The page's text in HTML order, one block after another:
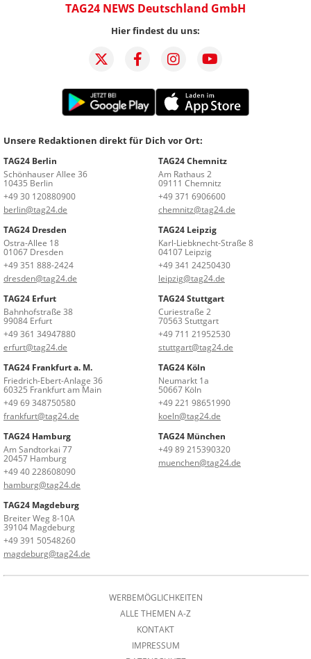
TAG24 NEWS Deutschland GmbH
Hier findest du uns:
Unsere Redaktionen direkt für Dich vor Ort:
TAG24 Berlin
Schönhauser Allee 36
10435 Berlin
+49 30 120880900
berlin@tag24.de
TAG24 Chemnitz
Am Rathaus 2
09111 Chemnitz
+49 371 6906600
chemnitz@tag24.de
TAG24 Dresden
Ostra-Allee 18
01067 Dresden
+49 351 888-2424
dresden@tag24.de
TAG24 Leipzig
Karl-Liebknecht-Straße 8
04107 Leipzig
+49 341 24250430
leipzig@tag24.de
TAG24 Erfurt
Bahnhofstraße 38
99084 Erfurt
+49 361 34947880
erfurt@tag24.de
TAG24 Stuttgart
Curiestraße 2
70563 Stuttgart
+49 711 21952530
stuttgart@tag24.de
TAG24 Frankfurt a. M.
Friedrich-Ebert-Anlage 36
60325 Frankfurt am Main
+49 69 348750580
frankfurt@tag24.de
TAG24 Köln
Neumarkt 1a
50667 Köln
+49 221 98651990
koeln@tag24.de
TAG24 Hamburg
Am Sandtorkai 77
20457 Hamburg
+49 40 228608090
hamburg@tag24.de
TAG24 München
+49 89 215390320
muenchen@tag24.de
TAG24 Magdeburg
Breiter Weg 8-10A
39104 Magdeburg
+49 391 50548260
magdeburg@tag24.de
WERBEMÖGLICHKEITEN
ALLE THEMEN A-Z
KONTAKT
IMPRESSUM